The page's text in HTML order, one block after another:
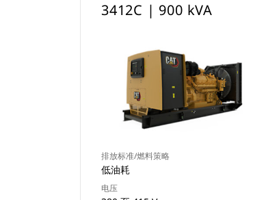
3412C | 900 kVA
排放标准/燃料策略
低油耗
电压